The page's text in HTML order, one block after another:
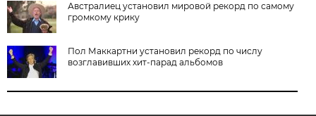
Австралиец установил мировой рекорд по самому
громкому крику
Пол Маккартни установил рекорд по числу
возглавивших хит-парад альбомов